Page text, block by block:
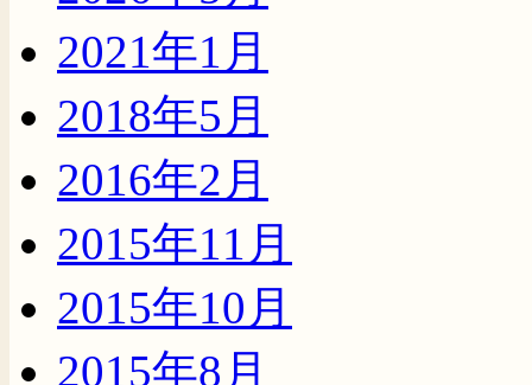
2021年1月
2018年5月
2016年2月
2015年11月
2015年10月
2015年8月